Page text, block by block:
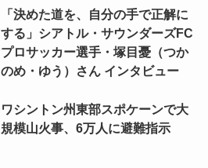
「決めた道を、自分の手で正解に
する」シアトル・サウンダーズFC
プロサッカー選手・塚目憂（つか
のめ・ゆう）さん インタビュー
ワシントン州東部スポケーンで大
規模山火事、6万人に避難指示